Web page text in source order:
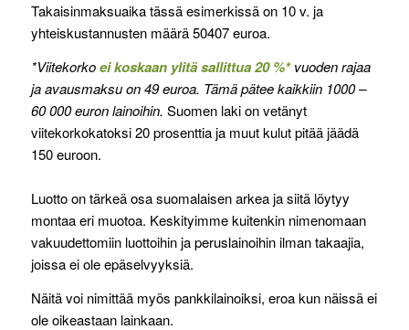
Takaisinmaksuaika tässä esimerkissä on 10 v. ja
yhteiskustannusten määrä 50407 euroa.
*Viitekorkoei koskaan ylitä sallittua 20 %*vuoden rajaa
ja avausmaksu on 49 euroa. Tämä pätee kaikkiin 1000 –
60 000 euron lainoihin. Suomen laki on vetänyt
viitekorkokatoksi 20 prosenttia ja muut kulut pitää jäädä
150 euroon.
Luotto on tärkeä osa suomalaisen arkea ja siitä löytyy
montaa eri muotoa. Keskityimme kuitenkin nimenomaan
vakuudettomiin luottoihin ja peruslainoihin ilman takaajia,
joissa ei ole epäselvyyksiä.
Näitä voi nimittää myös pankkilainoiksi, eroa kun näissä ei
ole oikeastaan lainkaan.